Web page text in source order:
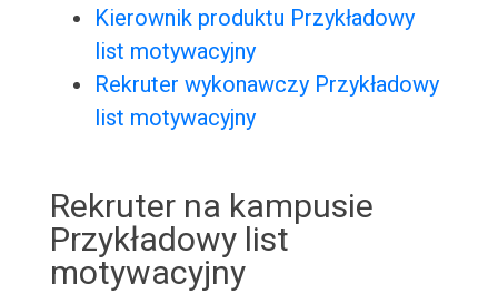
Kierownik produktu Przykładowy
list motywacyjny
Rekruter wykonawczy Przykładowy
list motywacyjny
Rekruter na kampusie
Przykładowy list
motywacyjny